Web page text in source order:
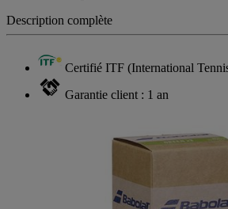
Description complète